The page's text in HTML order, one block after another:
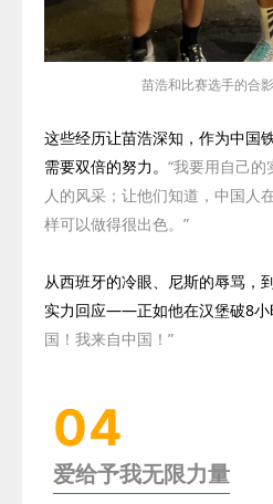
苗浩和比赛选手的合
这些经历让苗浩深知，作为中国
需要双倍的努力。 “我要用自己
人的风采；让他们知道，中国人
样可以做得很出色。”
从西班牙的冷眼、尼斯的辱骂，
实力回应——正如他在汉堡破8小
国！我来自中国！”
04
爱给予我无限力量